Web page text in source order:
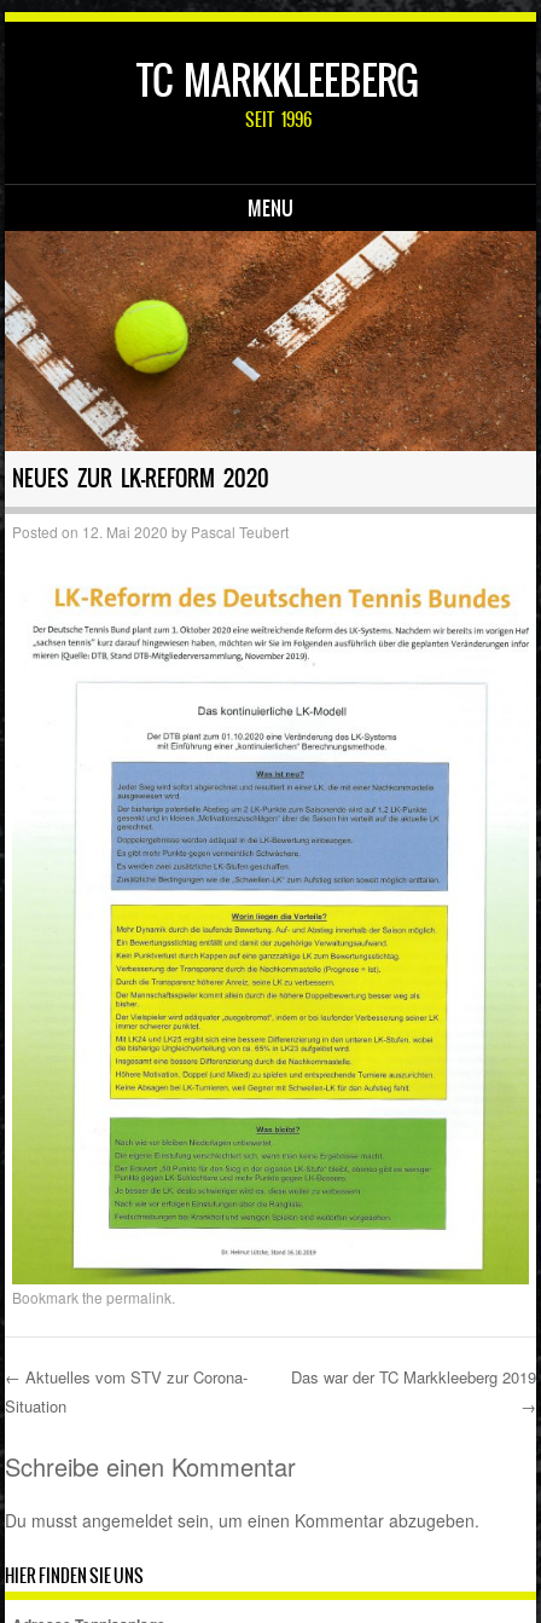
TC MARKKLEEBERG
SEIT 1996
MENU
Skip to content
NEUES ZUR LK-REFORM 2020
Posted on 12. Mai 2020 by Pascal Teubert
Bookmark thepermalink
Post navigation
← Aktuelles vom STV zur Corona-
Situation
Das war der TC Markkleeberg 2019
→
Schreibe einen Kommentar
Du musstangemeldet sein, um einen Kommentar abzugeben.
HIER FINDEN SIE UNS